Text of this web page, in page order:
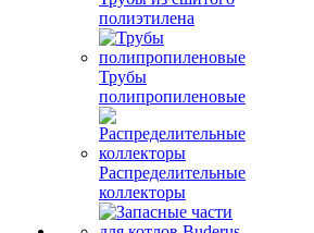
полиэтилена
Трубы
полипропиленовые
Распределительные
коллекторы